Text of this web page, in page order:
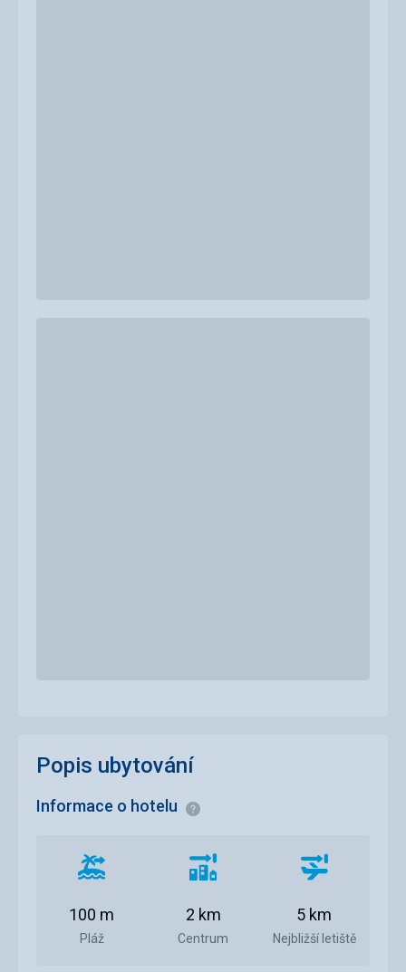
Popis ubytování
Informace o hotelu Informace
Vzdálenost
pláže
Pláž
100 m
Vzdálenost
centra
Centrum
2 km
Vzdálenost
letiště
Nejbližší letiště
5 km